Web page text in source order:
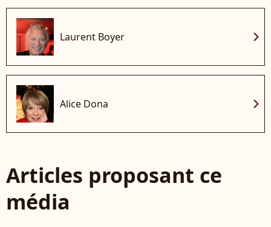
Laurent Boyer chevron_right
Alice Dona chevron_right
Articles proposant ce
média